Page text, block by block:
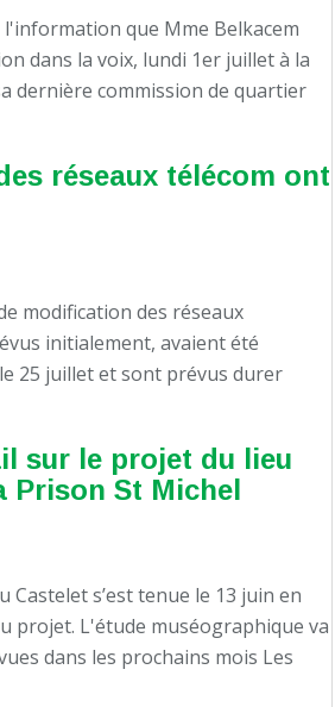
que Mme Belkacem
dans la voix, lundi 1er juillet à la
dernière commission de quartier
réseaux télécom ont
modification des réseaux
initialement, avaient été
25 juillet et sont prévus durer
sur le projet du lieu
Prison St Michel
s’est tenue le 13 juin en
projet. L'étude muséographique va
dans les prochains mois Les